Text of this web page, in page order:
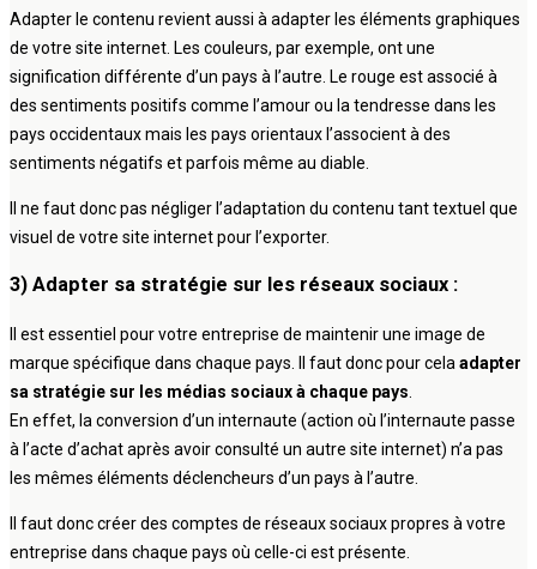
Adapter le contenu revient aussi à adapter les éléments graphiques
de votre site internet. Les couleurs, par exemple, ont une
signification différente d’un pays à l’autre. Le rouge est associé à
des sentiments positifs comme l’amour ou la tendresse dans les
pays occidentaux mais les pays orientaux l’associent à des
sentiments négatifs et parfois même au diable.
Il ne faut donc pas négliger l’adaptation du contenu tant textuel que
visuel de votre site internet pour l’exporter.
3) Adapter sa stratégie sur les réseaux sociaux :
Il est essentiel pour votre entreprise de maintenir une image de
marque spécifique dans chaque pays. Il faut donc pour cela adapter
sa stratégie sur les médias sociaux à chaque pays
En effet, la conversion d’un internaute (action où l’internaute passe
à l’acte d’achat après avoir consulté un autre site internet) n’a pas
les mêmes éléments déclencheurs d’un pays à l’autre.
Il faut donc créer des comptes de réseaux sociaux propres à votre
entreprise dans chaque pays où celle-ci est présente.